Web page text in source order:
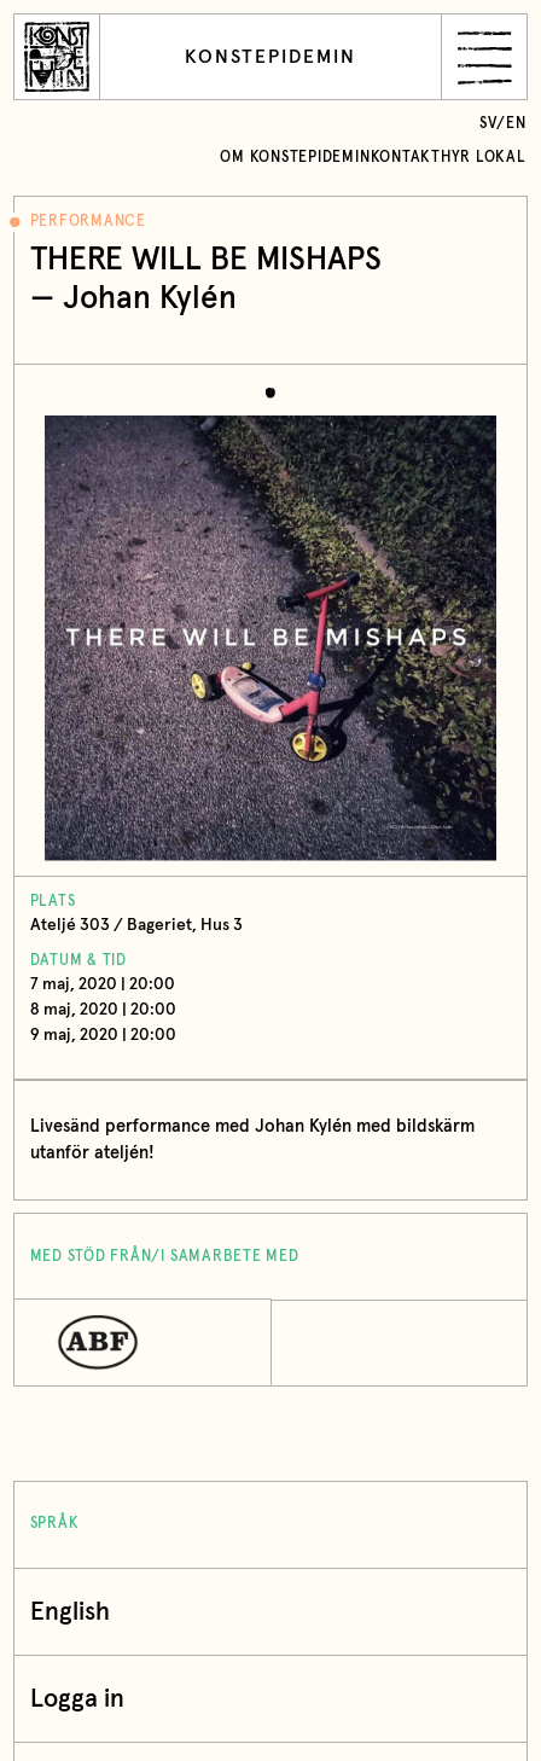
KONSTEPIDEMIN
OM KONSTEPIDEMIN KONTAKT HYR LOKAL
SV/ EN
PERFORMANCE
THERE WILL BE MISHAPS
— Johan Kylén
PLATS
Ateljé 303 / Bageriet, Hus 3
DATUM & TID
7 maj, 2020 | 20:00
8 maj, 2020 | 20:00
9 maj, 2020 | 20:00
Livesänd performance med Johan Kylén med bildskärm
utanför ateljén!
MED STÖD FRÅN/I SAMARBETE MED
SPRÅK
English
Logga in